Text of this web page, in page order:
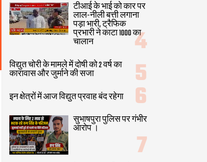
टीआई के भाई को कार पर
लाल-नीली बत्ती लगाना
पड़ा भारी, ट्रैफिक
प्रभारी ने काटा 1000 का
चालान
विद्युत चोरी के मामले में दोषी को 2 वर्ष का
कारावास और जुर्माने की सजा
इन क्षेत्रों में आज विद्युत प्रवाह बंद रहेगा
सुभाषपुरा पुलिस पर गंभीर
आरोप ।